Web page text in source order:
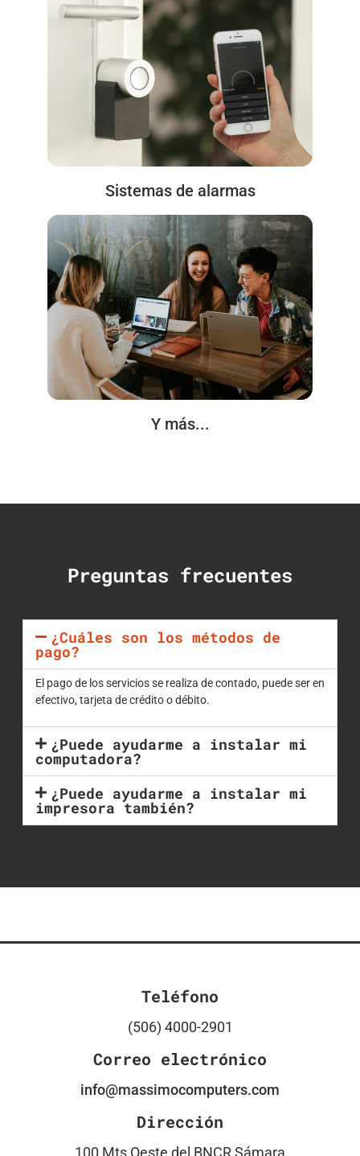
Sistemas de alarmas
Y más...
Preguntas frecuentes
¿Cuáles son los métodos de
pago?
El pago de los servicios se realiza de contado, puede ser en
efectivo, tarjeta de crédito o débito.
¿Puede ayudarme a instalar mi
computadora?
¿Puede ayudarme a instalar mi
impresora también?
Teléfono
(506) 4000-2901
Correo electrónico
info@massimocomputers.com
Dirección
100 Mts Oeste del BNCR Sámara